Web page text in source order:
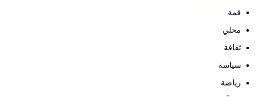
قمة
محلي
ثقافة
سياسة
رياضة